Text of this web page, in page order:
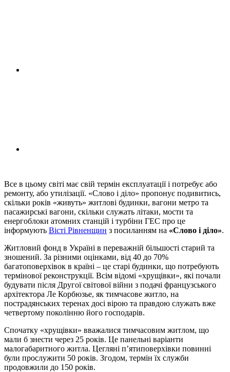
Все в цьому світі має свій термін експлуатації і потребує або
ремонту, або утилізації. «Слово і діло» пропонує подивитись,
скільки років «живуть» житлові будинки, вагони метро та
пасажирські вагони, скільки служать літаки, мости та
енергоблоки атомних станцій і турбіни ГЕС про це
інформують Вісті Рівненщин з посиланням на «Слово і діло».
Житловий фонд в Україні в переважній більшості старий та
зношений. За різними оцінками, від 40 до 70%
багатоповерхівок в країні – це старі будинки, що потребують
термінової реконструкції. Всім відомі «хрущівки», які почали
будувати після Другої світової війни з подачі французського
архітектора Ле Корбюзье, як тимчасове житло, на
пострадянських теренах досі вірою та правдою служать вже
четвертому поколінню його господарів.
Спочатку «хрущівки» вважалися тимчасовим житлом, що
мали б знести через 25 років. Це панельні варіанти
малогабаритного житла. Цегляні п’ятиповерхівки повинні
були прослужити 50 років. Згодом, термін їх служби
продовжили до 150 років.